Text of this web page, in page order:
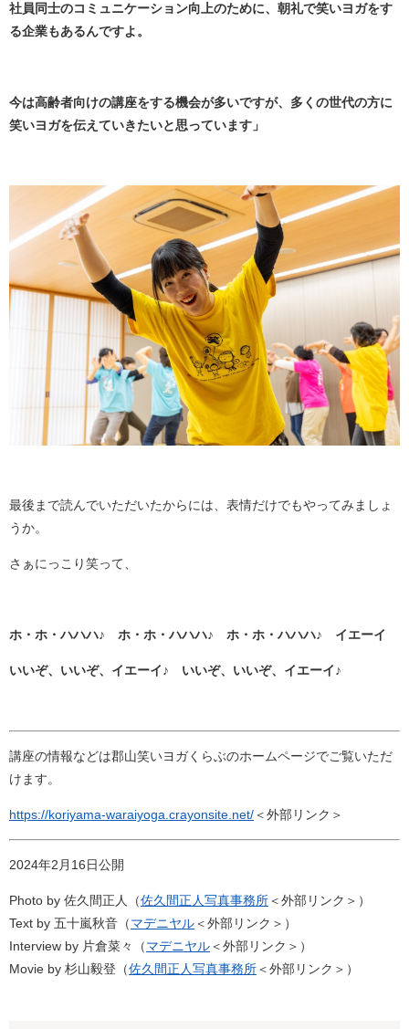
社員同士のコミュニケーション向上のために、朝礼で笑いヨガをす
る企業もあるんですよ。
今は高齢者向けの講座をする機会が多いですが、多くの世代の方に
笑いヨガを伝えていきたいと思っています」
最後まで読んでいただいたからには、表情だけでもやってみましょ
うか。
さぁにっこり笑って、
ホ・ホ・ハハハ♪ ホ・ホ・ハハハ♪ ホ・ホ・ハハハ♪ イエーイ
いいぞ、いいぞ、イエーイ♪ いいぞ、いいぞ、イエーイ♪
講座の情報などは郡山笑いヨガくらぶのホームページでご覧いただ
けます。
https://koriyama-waraiyoga.crayonsite.net/＜外部リンク＞
2024年2月16日公開
Photo by 佐久間正人（佐久間正人写真事務所＜外部リンク＞ ）
Text by 五十嵐秋音（マデニヤル＜外部リンク＞ ）
Interview by 片倉菜々（マデニヤル＜外部リンク＞ ）
Movie by 杉山毅登（佐久間正人写真事務所＜外部リンク＞ ）